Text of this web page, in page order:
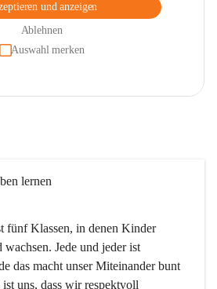
und anzeigen
Ablehnen
Auswahl merken
lernen
fünf Klassen, in denen Kinder
wachsen. Jede und jeder ist
das macht unser Miteinander bunt
uns, dass wir respektvoll